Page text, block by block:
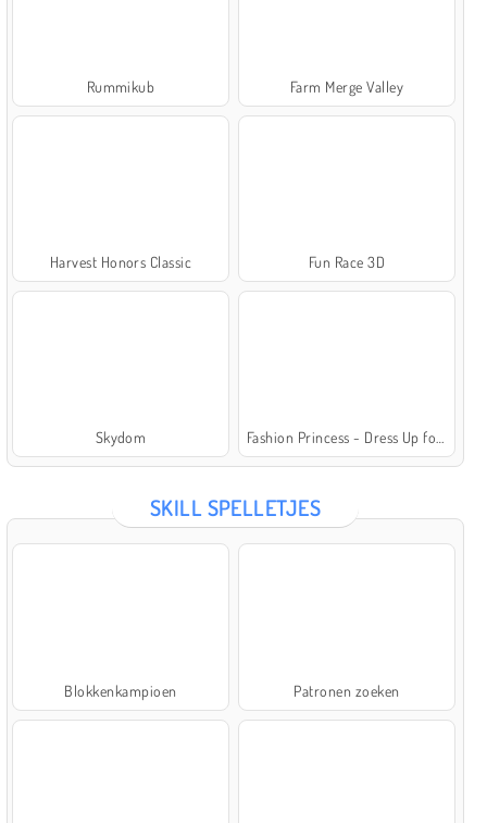
Rummikub Farm Merge Valley
Harvest Honors Classic Fun Race 3D
Skydom Fashion Princess - Dress Up for Girls
SKILL SPELLETJES
Blokkenkampioen Patronen zoeken